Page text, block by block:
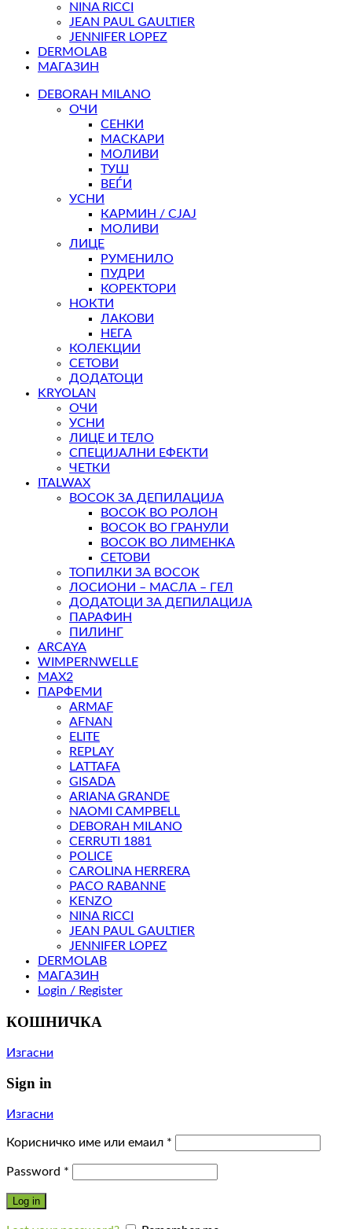
NINA RICCI
JEAN PAUL GAULTIER
JENNIFER LOPEZ
DERMOLAB
МАГАЗИН
DEBORAH MILANO
ОЧИ
СЕНКИ
МАСКАРИ
МОЛИВИ
ТУШ
ВЕЃИ
УСНИ
КАРМИН / СЈАЈ
МОЛИВИ
ЛИЦЕ
РУМЕНИЛО
ПУДРИ
КОРЕКТОРИ
НОКТИ
ЛАКОВИ
НЕГА
КОЛЕКЦИИ
СЕТОВИ
ДОДАТОЦИ
KRYOLAN
ОЧИ
УСНИ
ЛИЦЕ И ТЕЛО
СПЕЦИЈАЛНИ ЕФЕКТИ
ЧЕТКИ
ITALWAX
ВОСОК ЗА ДЕПИЛАЦИЈА
ВОСОК ВО РОЛОН
ВОСОК ВО ГРАНУЛИ
ВОСОК ВО ЛИМЕНКА
СЕТОВИ
ТОПИЛКИ ЗА ВОСОК
ЛОСИОНИ – МАСЛА – ГЕЛ
ДОДАТОЦИ ЗА ДЕПИЛАЦИЈА
ПАРАФИН
ПИЛИНГ
ARCAYA
WIMPERNWELLE
MAX2
ПАРФЕМИ
ARMAF
AFNAN
ELITE
REPLAY
LATTAFA
GISADA
ARIANA GRANDE
NAOMI CAMPBELL
DEBORAH MILANO
CERRUTI 1881
POLICE
CAROLINA HERRERA
PACO RABANNE
KENZO
NINA RICCI
JEAN PAUL GAULTIER
JENNIFER LOPEZ
DERMOLAB
МАГАЗИН
Login / Register
КОШНИЧКА
Изгасни
Sign in
Изгасни
Корисничко име или емаил *
Password *
Log in